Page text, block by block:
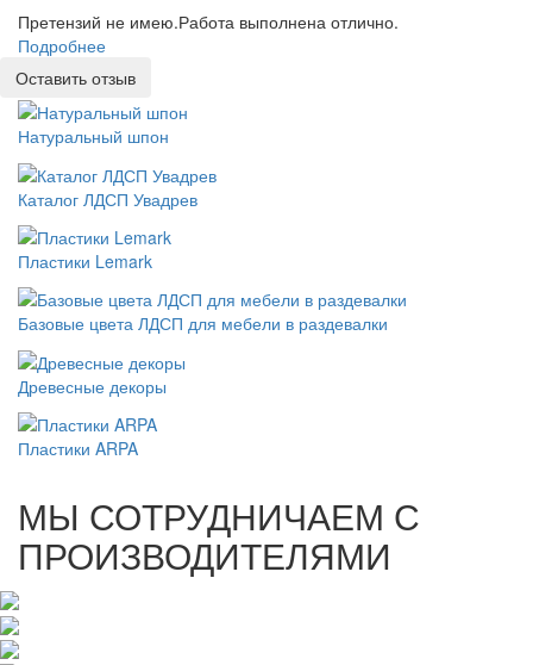
Претензий не имею.Работа выполнена отлично.
Подробнее
Оставить отзыв
Натуральный шпон
Каталог ЛДСП Увадрев
Пластики Lemark
Базовые цвета ЛДСП для мебели в раздевалки
Древесные декоры
Пластики ARPA
МЫ СОТРУДНИЧАЕМ С
ПРОИЗВОДИТЕЛЯМИ